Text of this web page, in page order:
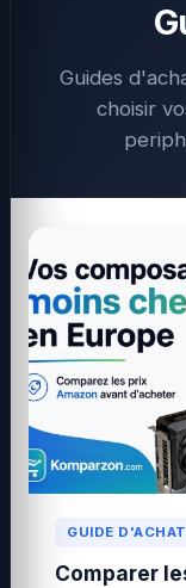
Guides
choisir
GUIDE D'ACHAT
Comparer